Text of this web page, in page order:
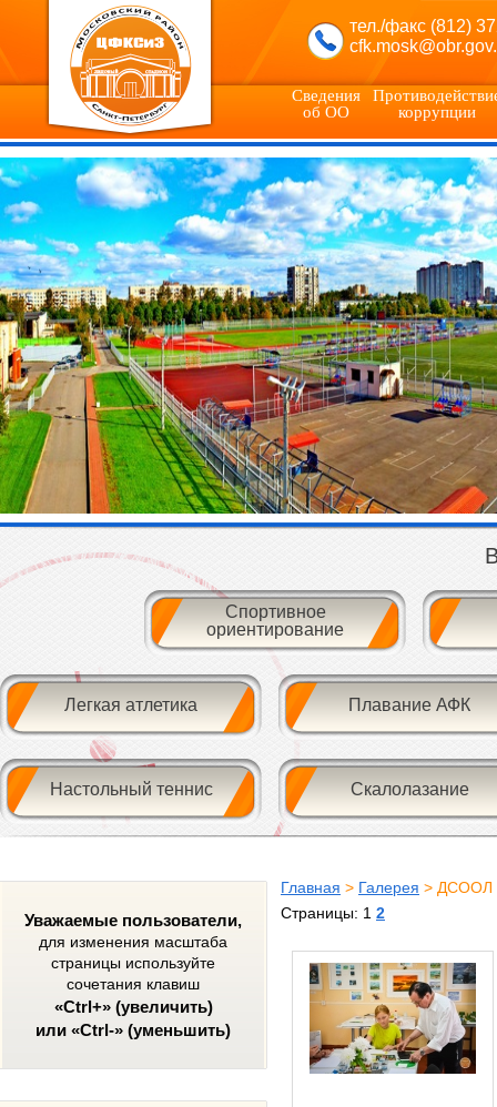
тел./факс (812)
Сведения
об ОО
коррупции
Спортивное
ориентирование
Легкая атлетика Плавание АФК
Настольный теннис Скалолазание
Уважаемые пользователи,
для изменения масштаба
страницы используйте
сочетания клавиш
«Ctrl+» (увеличить)
или «Ctrl-» (уменьшить)
Главная > Галерея > ДСООЛ
Страницы: 1 2